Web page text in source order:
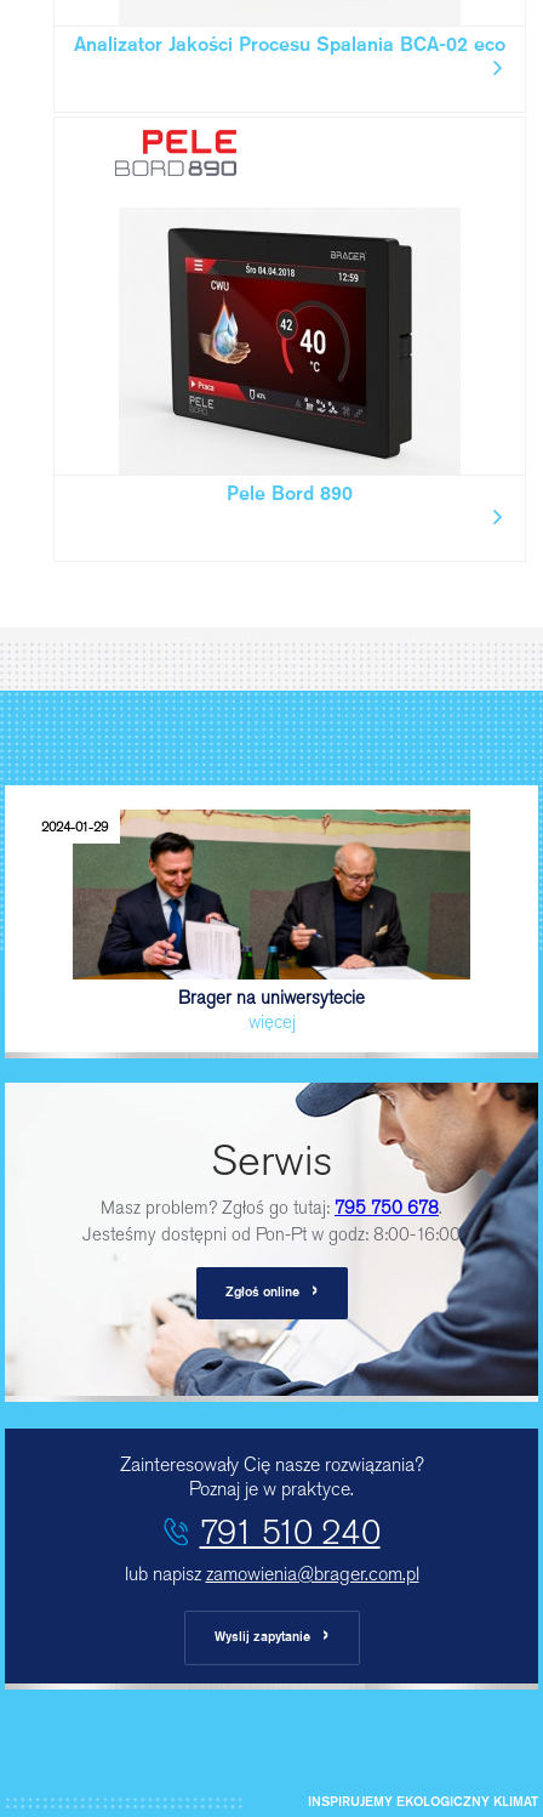
Analizator Jakości Procesu Spalania BCA-02 eco
Pele Bord 890
2024-01-29
Brager na uniwersytecie
więcej
Serwis
Masz problem? Zgłoś go tutaj: 795 750 678.
Jesteśmy dostępni od Pon-Pt w godz: 8:00-16:00
Zgłoś online ›
Zainteresowały Cię nasze rozwiązania?
Poznaj je w praktyce.
791 510 240
lub napiszzamowienia@brager.com.pl
Wyslij zapytanie ›
INSPIRUJEMY EKOLOGICZNY KLIMAT